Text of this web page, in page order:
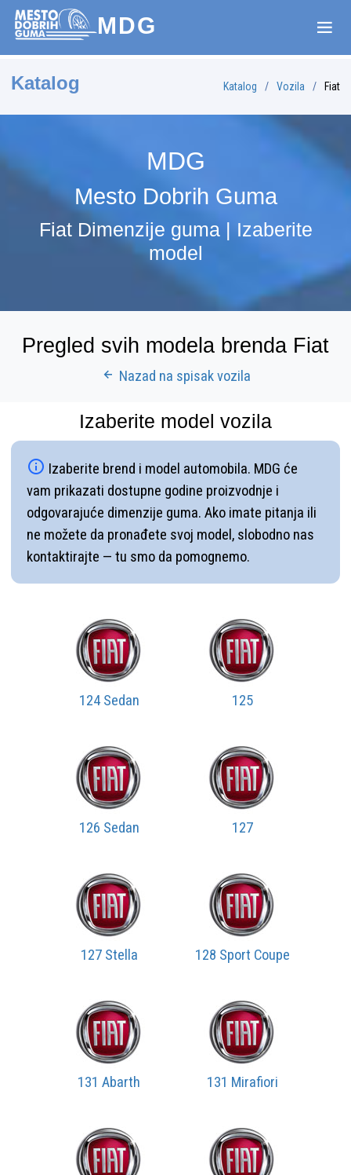
MDG
Katalog Katalog Vozila Fiat
MDG
Mesto Dobrih Guma
Fiat Dimenzije guma | Izaberite
model
Pregled svih modela brenda Fiat
Nazad na spisak vozila
Izaberite model vozila
Izaberite brend i model automobila. MDG će
vam prikazati dostupne godine proizvodnje i
odgovarajuće dimenzije guma. Ako imate pitanja ili
ne možete da pronađete svoj model, slobodno nas
kontaktirajte — tu smo da pomognemo.
124 Sedan 125
126 Sedan 127
127 Stella 128 Sport Coupe
131 Abarth 131 Mirafiori